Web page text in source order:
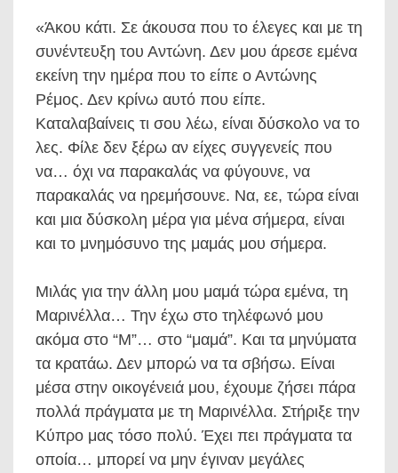
«Άκου κάτι. Σε άκουσα που το έλεγες και με τη
συνέντευξη του Αντώνη. Δεν μου άρεσε εμένα
εκείνη την ημέρα που το είπε ο Αντώνης
Ρέμος. Δεν κρίνω αυτό που είπε.
Καταλαβαίνεις τι σου λέω, είναι δύσκολο να το
λες. Φίλε δεν ξέρω αν είχες συγγενείς που
να… όχι να παρακαλάς να φύγουνε, να
παρακαλάς να ηρεμήσουνε. Να, εε, τώρα είναι
και μια δύσκολη μέρα για μένα σήμερα, είναι
και το μνημόσυνο της μαμάς μου σήμερα.
Μιλάς για την άλλη μου μαμά τώρα εμένα, τη
Μαρινέλλα… Την έχω στο τηλέφωνό μου
ακόμα στο “Μ”… στο “μαμά”. Και τα μηνύματα
τα κρατάω. Δεν μπορώ να τα σβήσω. Είναι
μέσα στην οικογένειά μου, έχουμε ζήσει πάρα
πολλά πράγματα με τη Μαρινέλλα. Στήριξε την
Κύπρο μας τόσο πολύ. Έχει πει πράγματα τα
οποία… μπορεί να μην έγιναν μεγάλες